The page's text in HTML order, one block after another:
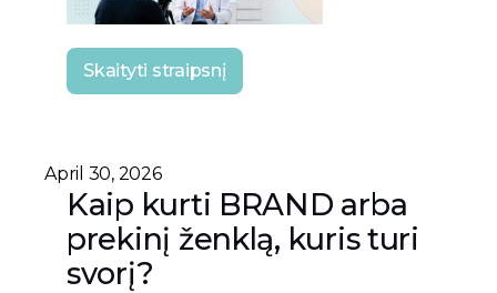
Skaityti straipsnį
April 30, 2026
Kaip kurti BRAND arba
prekinį ženklą, kuris turi
svorį?